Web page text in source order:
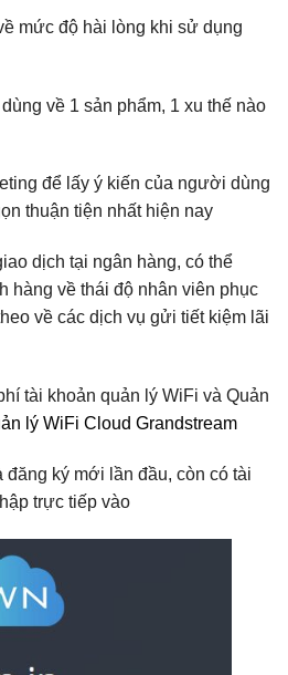
mức độ hài lòng khi sử dụng
về 1 sản phẩm, 1 xu thế nào
để lấy ý kiến của người dùng
thuận tiện nhất hiện nay
dịch tại ngân hàng, có thể
hàng về thái độ nhân viên phục
về các dịch vụ gửi tiết kiệm lãi
tài khoản quản lý WiFi và Quản
lý WiFi Cloud Grandstream
đăng ký mới lần đầu, còn có tài
trực tiếp vào